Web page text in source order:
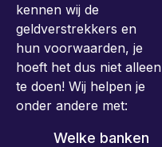
kennen wij de
geldverstrekkers en
hun voorwaarden, je
hoeft het dus niet alleen
te doen! Wij helpen je
onder andere met:
Welke banken